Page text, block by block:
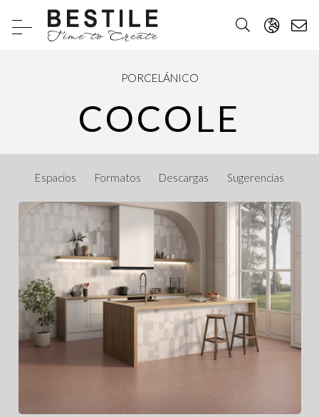
PORCELÁNICO
COCOLE
Espacios Formatos Descargas Sugerencias